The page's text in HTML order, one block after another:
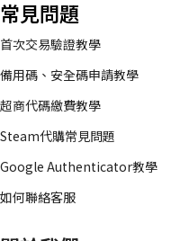
常見問題
首次交易驗證教學
備用碼、安全碼申請教學
超商代碼繳費教學
Steam代購常見問題
Google Authenticator教學
如何聯絡客服